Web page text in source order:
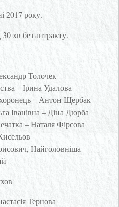
2017 року.
хв без антракту.
Толочек
– Ірина Удалова
– Антон Щербак
Іванівна – Діна Дюрба
– Наталя Фірсова
Найголовніша
Тернова